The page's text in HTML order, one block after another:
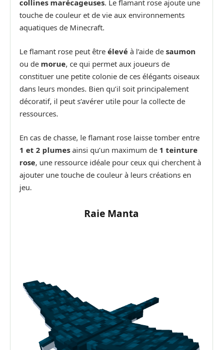
collines marécageuses. Le flamant rose ajoute une
touche de couleur et de vie aux environnements
aquatiques de Minecraft.
Le flamant rose peut être élevé à l’aide de saumon
ou de morue, ce qui permet aux joueurs de
constituer une petite colonie de ces élégants oiseaux
dans leurs mondes. Bien qu’il soit principalement
décoratif, il peut s’avérer utile pour la collecte de
ressources.
En cas de chasse, le flamant rose laisse tomber entre
1 et 2 plumes ainsi qu’un maximum de 1 teinture
rose, une ressource idéale pour ceux qui cherchent à
ajouter une touche de couleur à leurs créations en
jeu.
Raie Manta